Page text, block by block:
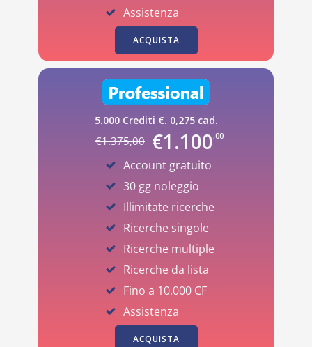
Assistenza
ACQUISTA
5.000 Crediti €. 0,275 cad.
€1.375,00 €1.100,00
Account gratuito
30 gg noleggio
Illimitate ricerche
Ricerche singole
Ricerche multiple
Ricerche da lista
Fino a 10.000 CF
Assistenza
ACQUISTA